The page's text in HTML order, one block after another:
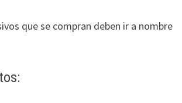
que se compran deben ir a nombre